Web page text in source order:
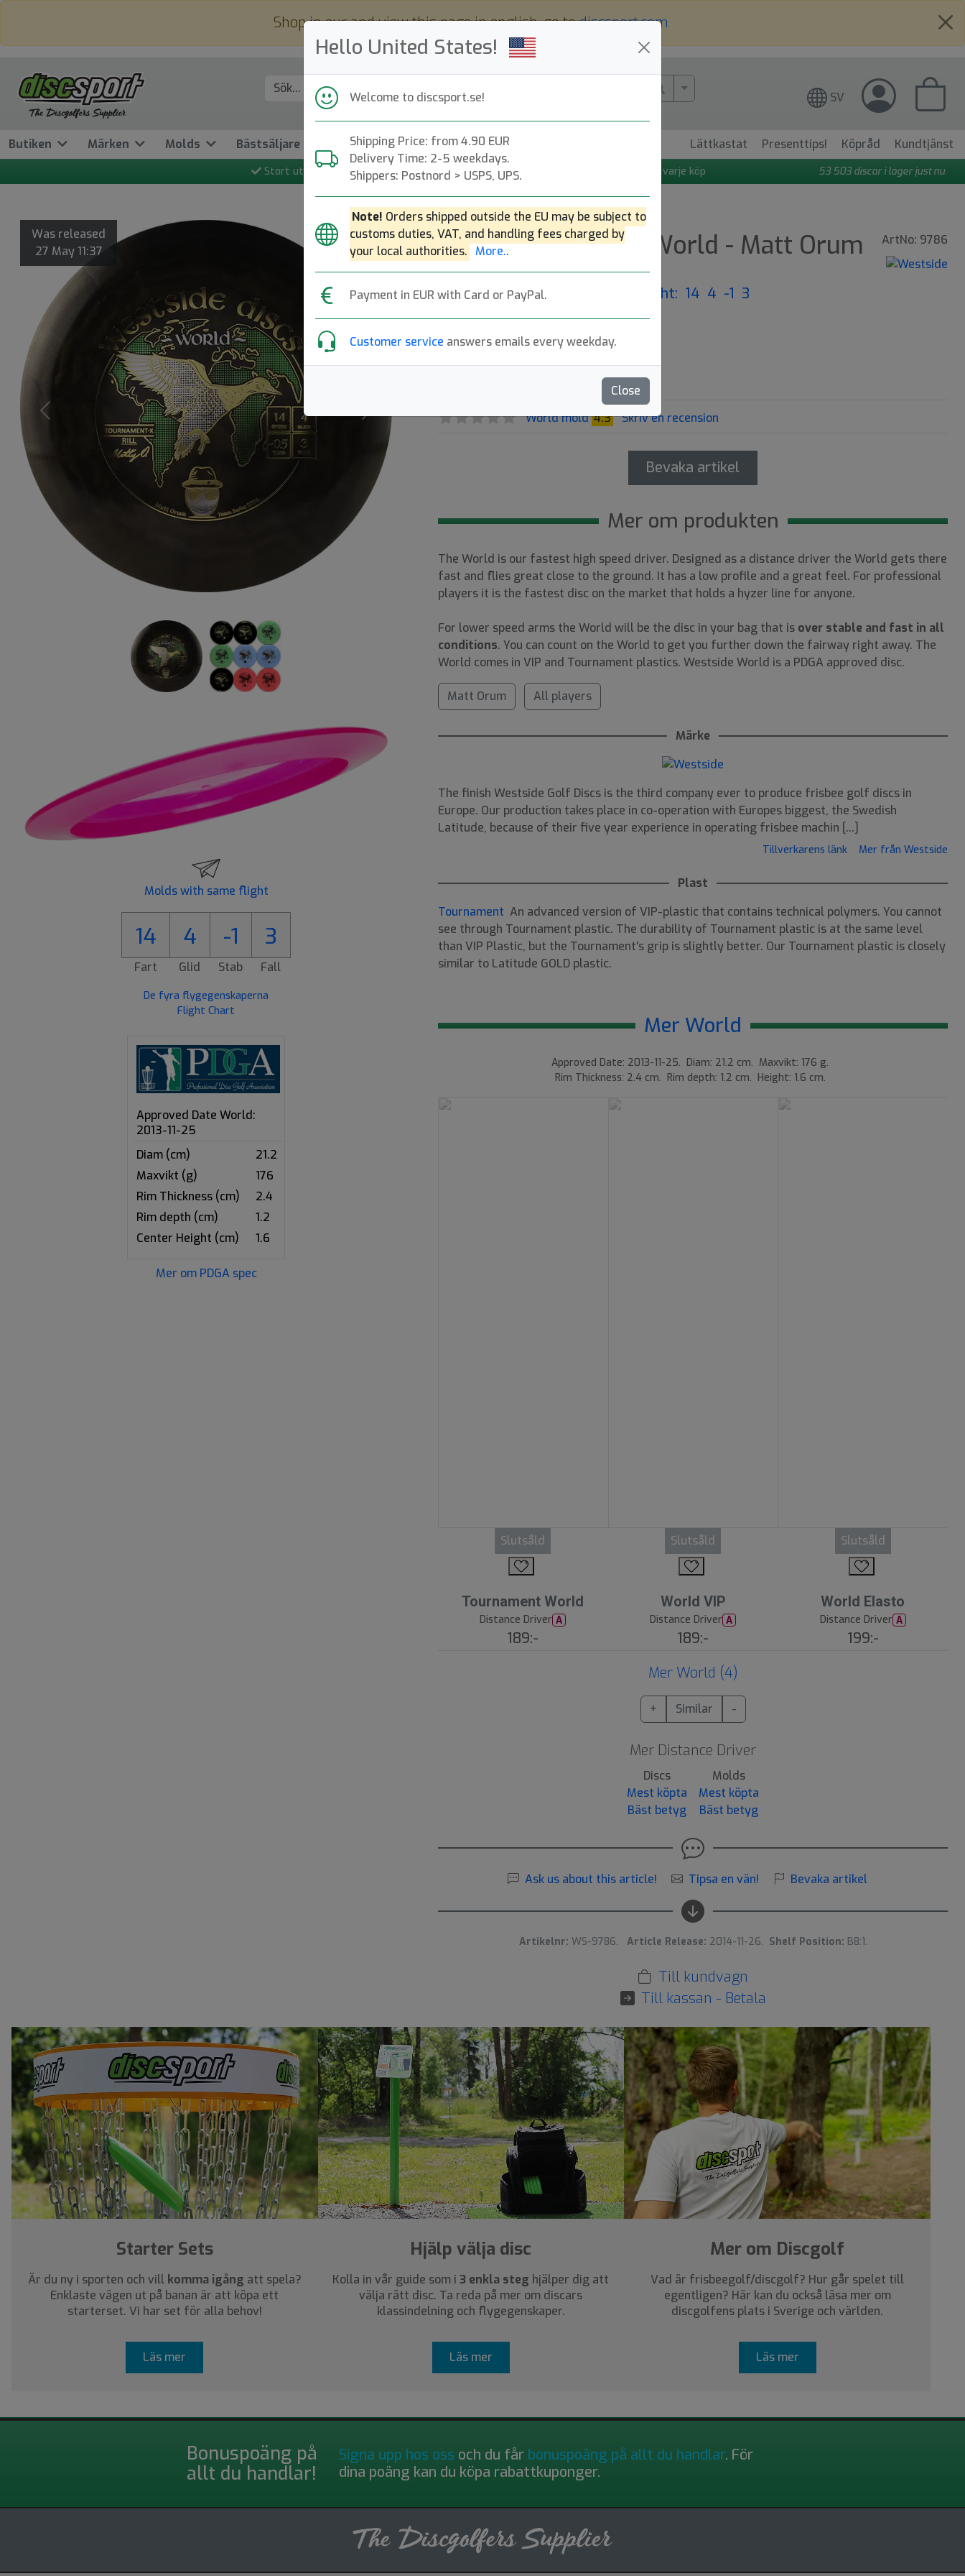
Hello United States!
Welcome to discsport.se!
Shipping Price: from 4.90 EUR
Delivery Time: 2-5 weekdays.
Shippers: Postnord > USPS, UPS.
Note! Orders shipped outside the EU may be subject to
customs duties, VAT, and handling fees charged by
your local authorities. More..
Payment in EUR with Card or PayPal.
Customer service answers emails every weekday.
Close
Shop in eur and view this page in english, go todiscsport.com
More Search.. SV
Butiken Märken Molds Bästsäljare Nyheter Påfyllt Kampanjer Lättkastat Presenttips! Köpråd Kundtjänst
Stort utbud Snabba leveranser Fri frakt över 149 EUR Bonuspoäng på varje köp 53 503 discar i lager just nu
Previous Next
Was released
27 May 11:37
Molds with same flight
14 4 -1 3
Fart Glid Stab Fall
De fyra flygegenskaperna
Flight Chart
Approved Date World:
2013-11-25
Diam (cm)
21.2
Maxvikt (g)
176
Rim Thickness (cm)
2.4
Rim depth (cm)
1.2
Center Height (cm)
1.6
Mer om PDGA spec
ArtNo: 9786
Tournament-X Rill World - Matt Orum
Westside|Distance Driver Flight: 14 4 -1 3
249:-
Slutsåld
World mold4.3 Skriv en recension
Bevaka artikel
Mer om produkten
The World is our fastest high speed driver. Designed as a distance driver the World gets there
fast and flies great close to the ground. It has a low profile and a great feel. For professional
players it is the fastest disc on the market that holds a hyzer line for anyone.
For lower speed arms the World will be the disc in your bag that is over stable and fast in all
conditions. You can count on the World to get you further down the fairway right away. The
World comes in VIP and Tournament plastics. Westside World is a PDGA approved disc.
Matt Orum All players
Märke
The finish Westside Golf Discs is the third company ever to produce frisbee golf discs in
Europe. Our production takes place in co-operation with Europes biggest, the Swedish
Latitude, because of their five year experience in operating frisbee machin [...]
Tillverkarens länk Mer från Westside
Plast
Tournament An advanced version of VIP-plastic that contains technical polymers. You cannot
see through Tournament plastic. The durability of Tournament plastic is at the same level
than VIP Plastic, but the Tournament's grip is slightly better. Our Tournament plastic is closely
similar to Latitude GOLD plastic.
Mer World
Approved Date: 2013-11-25. Diam: 21.2 cm. Maxvikt: 176 g.
Rim Thickness: 2.4 cm. Rim depth: 1.2 cm. Height: 1.6 cm.
Slutsåld
Tournament World
Distance Driver A
189:-
Slutsåld
World VIP
Distance Driver A
189:-
Slutsåld
World Elasto
Distance Driver A
199:-
Mer World (4)
+ Similar -
Mer Distance Driver
Discs
Mest köpta
Bäst betyg
Molds
Mest köpta
Bäst betyg
Ask us about this article! Tipsa en vän! Bevaka artikel
Artikelnr: WS-9786. Article Release: 2014-11-26. Shelf Position: B8:1.
Till kundvagn
Till kassan - Betala
Starter Sets
Är du ny i sporten och vill komma igång att spela?
Enklaste vägen ut på banan är att köpa ett
starterset. Vi har set för alla behov!
Läs mer
Hjälp välja disc
Kolla in vår guide som i3 enkla steg hjälper dig att
välja rätt disc. Ta reda på mer om discars
klassindelning och flygegenskaper.
Läs mer
Mer om Discgolf
Vad är frisbeegolf/discgolf? Hur går spelet till
egentligen? Här kan du också läsa mer om
discgolfens plats i Sverige och världen.
Läs mer
Bonuspoäng på
allt du handlar!
Signa upp hos oss och du får bonuspoäng på allt du handlar. För
dina poäng kan du köpa rabattkuponger.